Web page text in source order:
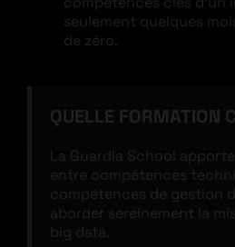
seulement quelques
de zéro.
QUELLE FORMATION
La Guardia School
entre compétences
compétences de gestion
aborder sereinement la
big data.